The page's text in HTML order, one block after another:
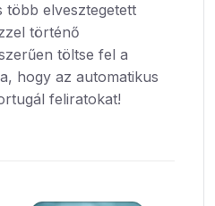
több elvesztegetett
történő
töltse fel a
hogy az automatikus
feliratokat!